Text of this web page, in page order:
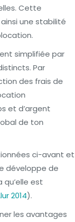
Cette
une stabilité
simplifiée par
Par
des frais de
et d’argent
de ton
ci-avant et
développe de
qu’elle est
2014).
les avantages